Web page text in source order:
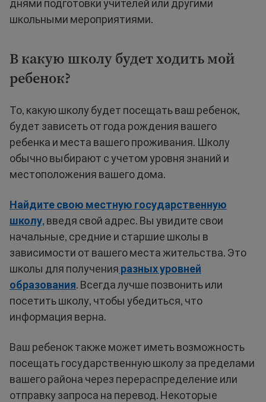
днями подготовки учителей или другими
школьными мероприятиями.
В какую школу будет ходить мой
ребенок?
То, какую школу будет посещать ваш ребенок,
будет зависеть от года рождения вашего
ребенка и места вашего проживания. Школу
обычно выбирают с учетом уровня знаний и
местоположения вашего дома.
Найдите свою местную государственную
школу, введя свой адрес. Вы увидите свои
начальные, средние и старшие школы в
зависимости от вашего места жительства. Это
школы для получения разных уровней
образования. Всегда лучше позвонить или
посетить школу, чтобы убедиться, что
информация верна.
Ваш ребенок также может иметь возможность
посещать государственную школу за пределами
вашего района через перераспределение или
отправку запроса на перевод. Некоторые